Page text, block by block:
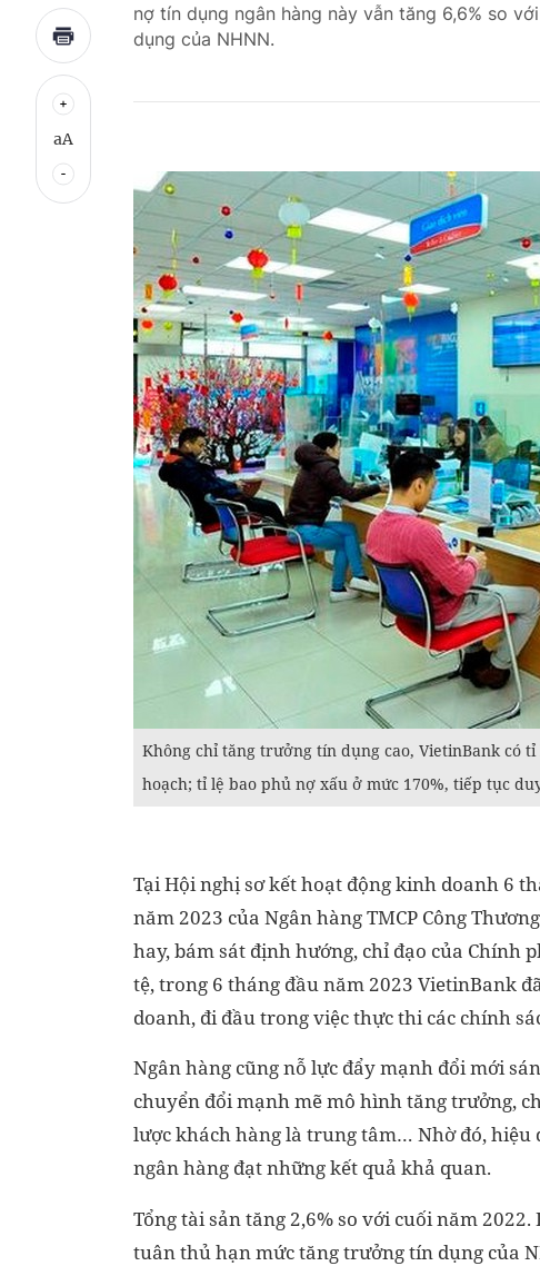
aA
nợ tín dụng ngân hàng này vẫn tăng 6,6% so
dụng của NHNN.
Không chỉ tăng trưởng tín dụng cao, VietinBank có
hoạch; tỉ lệ bao phủ nợ xấu ở mức 170%, tiếp tục
Tại Hội nghị sơ kết hoạt động kinh doanh 6
năm 2023 của Ngân hàng TMCP Công
hay, bám sát định hướng, chỉ đạo của Chính
tệ, trong 6 tháng đầu năm 2023 VietinBank
doanh, đi đầu trong việc thực thi các chính
Ngân hàng cũng nỗ lực đẩy mạnh đổi mới
chuyển đổi mạnh mẽ mô hình tăng trưởng,
lược khách hàng là trung tâm… Nhờ đó,
ngân hàng đạt những kết quả khả quan.
Tổng tài sản tăng 2,6% so với cuối năm
tuân thủ hạn mức tăng trưởng tín dụng của